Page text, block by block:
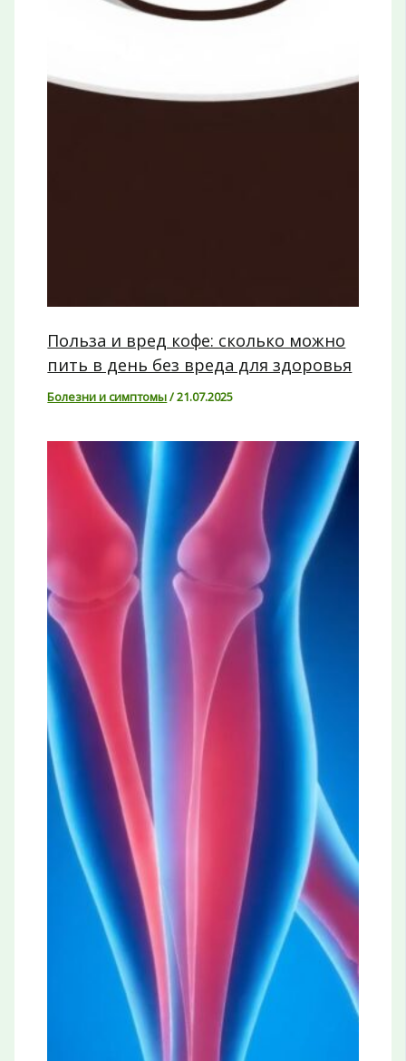
Польза и вред кофе: сколько можно
пить в день без вреда для здоровья
Болезни и симптомы/21.07.2025